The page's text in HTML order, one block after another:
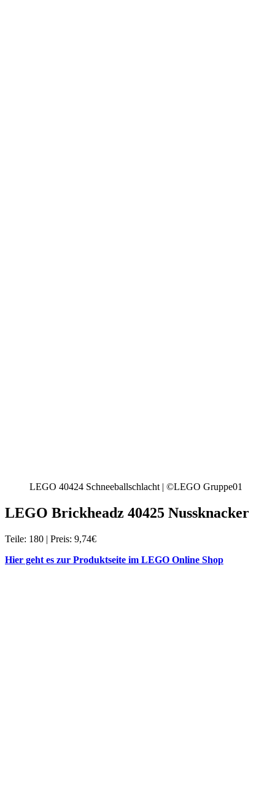
LEGO 40424 Schneeballschlacht | ©LEGO Gruppe01
LEGO Brickheadz 40425 Nussknacker
Teile: 180 | Preis: 9,74€
Hier geht es zur Produktseite im LEGO Online Shop